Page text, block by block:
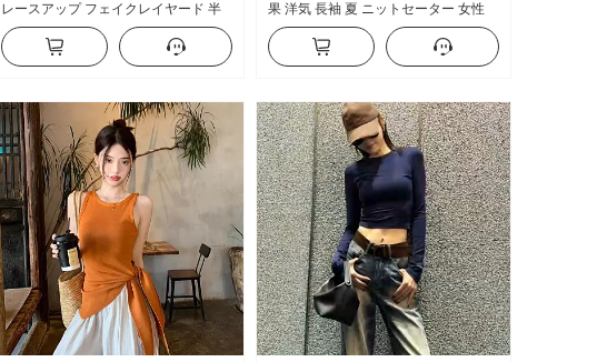
レースアップ フェイクレイヤード 半
袖 Tシャツ 女性 夏 新品 スイートスタ
イル マイナー トップス
果 洋気 長袖 夏 ニットセーター 女性
洋気 無地 トップス